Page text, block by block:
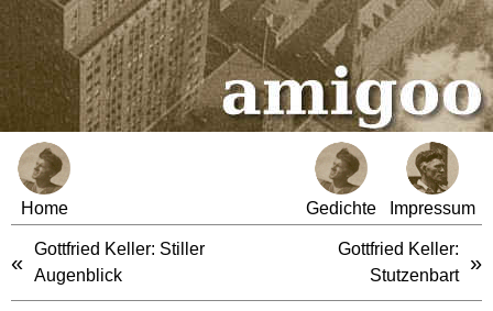
Home Gedichte Impressum
«
Gottfried Keller: Stiller
Augenblick
Gottfried Keller:
Stutzenbart
»